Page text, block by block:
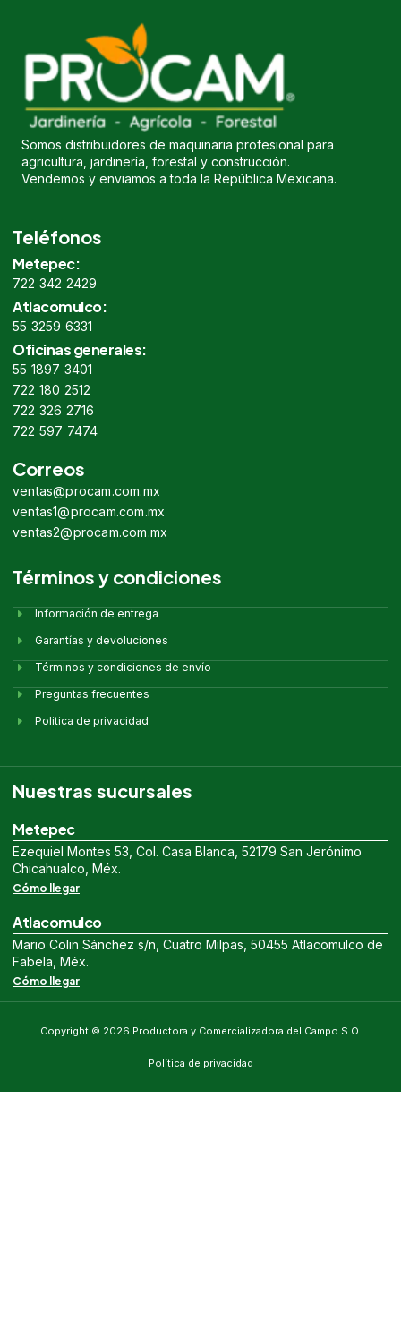
Somos distribuidores de maquinaria profesional para
agricultura, jardinería, forestal y construcción.
Vendemos y enviamos a toda la República Mexicana.
Teléfonos
Metepec:
722 342 2429
Atlacomulco:
55 3259 6331
Oficinas generales:
55 1897 3401
722 180 2512
722 326 2716
722 597 7474
Correos
ventas@procam.com.mx
ventas1@procam.com.mx
ventas2@procam.com.mx
Términos y condiciones
Información de entrega
Garantías y devoluciones
Términos y condiciones de envío
Preguntas frecuentes
Politica de privacidad
Nuestras sucursales
Metepec
Ezequiel Montes 53, Col. Casa Blanca, 52179 San Jerónimo
Chicahualco, Méx.
Cómo llegar
Atlacomulco
Mario Colin Sánchez s/n, Cuatro Milpas, 50455 Atlacomulco de
Fabela, Méx.
Cómo llegar
Copyright © 2026 Productora y Comercializadora del Campo S.O.
Política de privacidad